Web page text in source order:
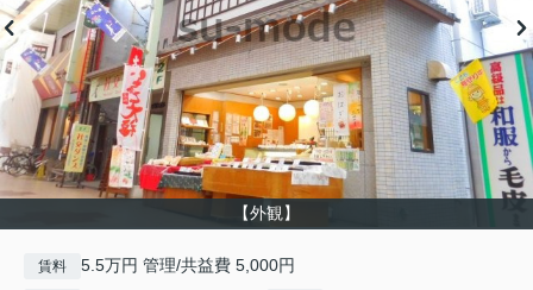
【外観】
賃料 5.5万円 管理/共益費 5,000円